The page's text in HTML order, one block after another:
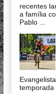
recentes
a família
Pablo ...
temporada